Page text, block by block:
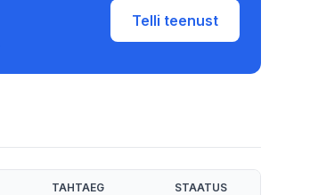
Telli teenust
TAHTAEG STAATUS